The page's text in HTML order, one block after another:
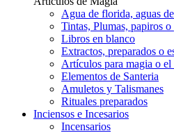
Agua de florida, aguas
Tintas, Plumas, papiros
Libros en blanco
Extractos, preparados o
Artículos para magia o el
Elementos de Santeria
Amuletos y Talismanes
Rituales preparados
Inciensos e Incesarios
Incensarios